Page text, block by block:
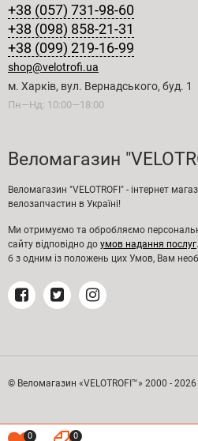
+38 (057) 731-98-60
+38 (098) 858-21-31
+38 (099) 219-16-99
shop@velotrofi.ua
м. Харків, вул. Вернадського, буд. 1
Пн—Нд: 10:00—18:00
Веломагазин
Веломагазин "VELOTROFI" - інтернет
велозапчастин в Україні!
Ми отримуємо та обробляємо
сайту відповідно до умов надання послуг
б з одним із положень цих Умов, Вам
© Веломагазин «VELOTROFI™» 2000 - 2026
0 0